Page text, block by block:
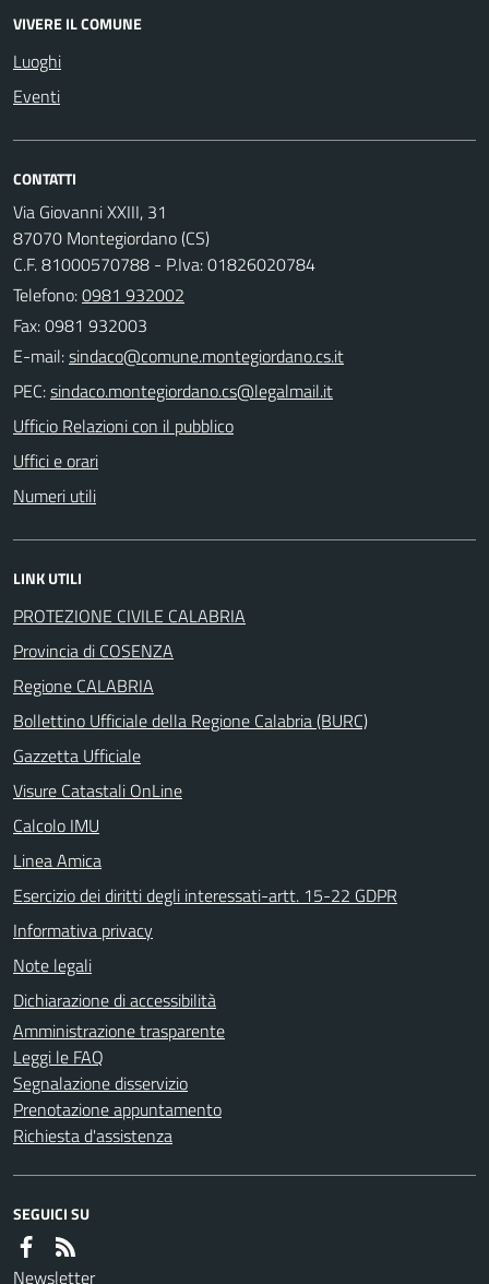
VIVERE IL COMUNE
Luoghi
Eventi
CONTATTI
Via Giovanni XXIII, 31
87070 Montegiordano (CS)
C.F. 81000570788 - P.Iva: 01826020784
Telefono:0981 932002
Fax: 0981 932003
E-mail:
PEC:
Ufficio Relazioni con il pubblico
Uffici e orari
Numeri utili
LINK UTILI
PROTEZIONE CIVILE CALABRIA
Provincia di COSENZA
Regione CALABRIA
Bollettino Ufficiale della Regione Calabria (BURC)
Gazzetta Ufficiale
Visure Catastali OnLine
Calcolo IMU
Linea Amica
Esercizio dei diritti degli interessati-artt. 15-22 GDPR
Informativa privacy
Note legali
Dichiarazione di accessibilità
Amministrazione trasparente
Leggi le FAQ
Segnalazione disservizio
Prenotazione appuntamento
Richiesta d'assistenza
SEGUICI SU
Newsletter